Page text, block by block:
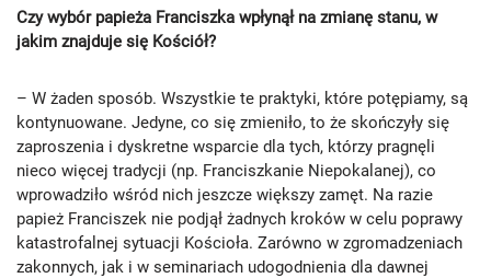
Czy wybór papieża Franciszka wpłynął na zmianę stanu, w
jakim znajduje się Kościół?
– W żaden sposób. Wszystkie te praktyki, które potępiamy, są
kontynuowane. Jedyne, co się zmieniło, to że skończyły się
zaproszenia i dyskretne wsparcie dla tych, którzy pragnęli
nieco więcej tradycji (np. Franciszkanie Niepokalanej), co
wprowadziło wśród nich jeszcze większy zamęt. Na razie
papież Franciszek nie podjął żadnych kroków w celu poprawy
katastrofalnej sytuacji Kościoła. Zarówno w zgromadzeniach
zakonnych, jak i w seminariach udogodnienia dla dawnej